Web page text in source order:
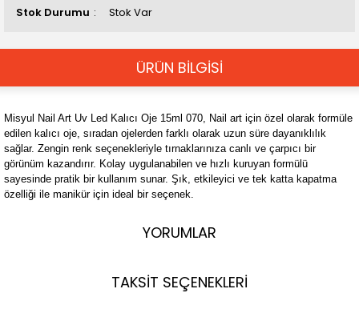
Stok Durumu Stok Var
ÜRÜN BİLGİSİ
Misyul Nail Art Uv Led Kalıcı Oje 15ml 070, Nail art için özel olarak formüle
edilen kalıcı oje, sıradan ojelerden farklı olarak uzun süre dayanıklılık
sağlar. Zengin renk seçenekleriyle tırnaklarınıza canlı ve çarpıcı bir
görünüm kazandırır. Kolay uygulanabilen ve hızlı kuruyan formülü
sayesinde pratik bir kullanım sunar. Şık, etkileyici ve tek katta kapatma
özelliği ile manikür için ideal bir seçenek.
YORUMLAR
TAKSİT SEÇENEKLERİ